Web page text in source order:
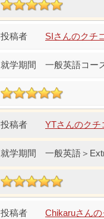
SIさんのクチ
一般英語コー
YTさんのクチ
一般英語＞
Chikaruさん